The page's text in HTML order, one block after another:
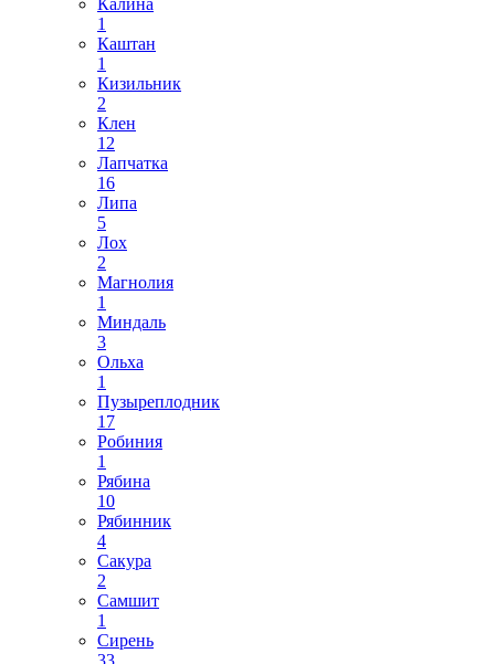
Калина
1
Каштан
1
Кизильник
2
Клен
12
Лапчатка
16
Липа
5
Лох
2
Магнолия
1
Миндаль
3
Ольха
1
Пузыреплодник
17
Робиния
1
Рябина
10
Рябинник
4
Сакура
2
Самшит
1
Сирень
33